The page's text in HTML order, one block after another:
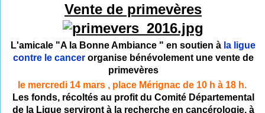
Vente de primevères
L'amicale "A la Bonne Ambiance " en soutien à la ligue
contre le cancerorganise bénévolement une vente de
primevères
le mercredi 14 mars , place Mérignac de 10 h à 18 h.
Les fonds, récoltés au profit du Comité Départemental
de la Ligue serviront à la recherche en cancérologie, à